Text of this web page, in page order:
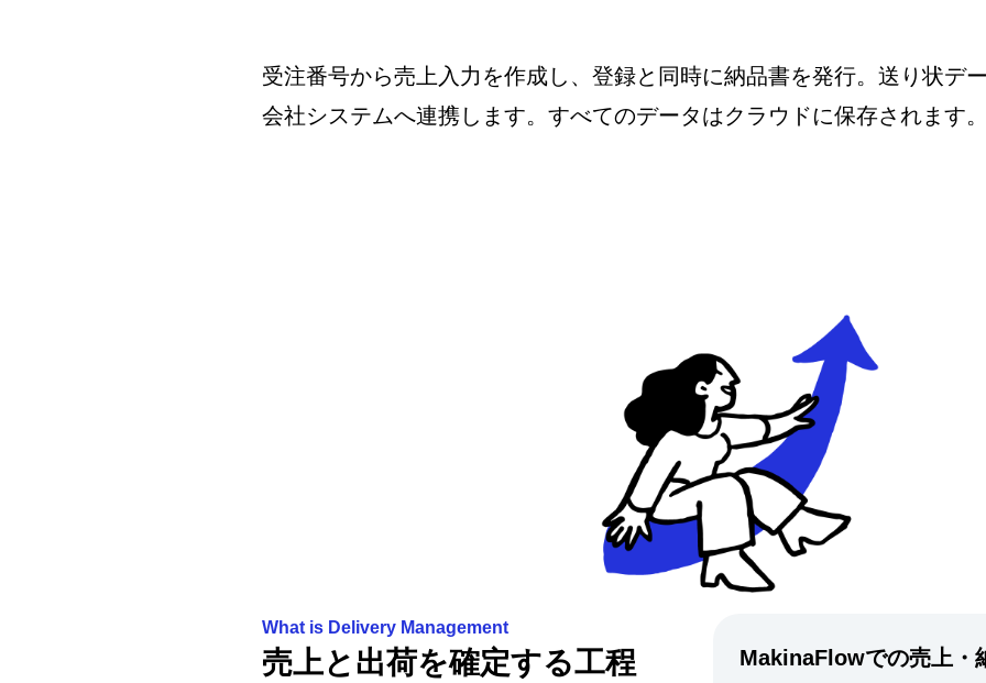
受注番号から売上入力を作成し、登録と同時に納品書を発行。送り状デ
会社システムへ連携します。すべてのデータはクラウドに保存されます。
What is Delivery Management
売上と出荷を確定する工程 MakinaFlowでの売上・